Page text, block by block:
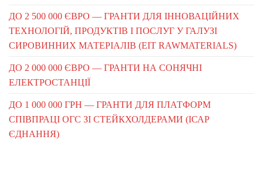
ДО 2 500 000 ЄВРО — ГРАНТИ ДЛЯ ІННОВАЦІЙНИХ
ТЕХНОЛОГІЙ, ПРОДУКТІВ І ПОСЛУГ У ГАЛУЗІ
СИРОВИННИХ МАТЕРІАЛІВ (EIT RAWMATERIALS)
ДО 2 000 000 ЄВРО — ГРАНТИ НА СОНЯЧНІ
ЕЛЕКТРОСТАНЦІЇ
ДО 1 000 000 ГРН — ГРАНТИ ДЛЯ ПЛАТФОРМ
СПІВПРАЦІ ОГС ЗІ СТЕЙКХОЛДЕРАМИ (ІСАР
ЄДНАННЯ)